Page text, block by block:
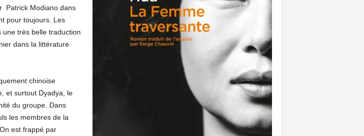
Patrick Modiano dans
pour toujours. Les
très belle traduction
dans la littérature
chinoise
et surtout Dyadya, le
du groupe. Dans
les membres de la
est frappé par